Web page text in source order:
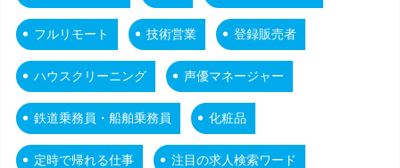
フルリモート 技術営業 登録販売者
ハウスクリーニング 声優マネージャー
鉄道乗務員・船舶乗務員 化粧品
定時で帰れる仕事 注目の求人検索ワード